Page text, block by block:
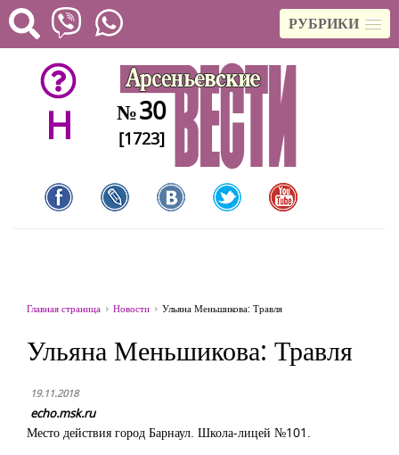
РУБРИКИ
H №30
[1723]
Главная страница Новости Ульяна Меньшикова: Травля
Ульяна Меньшикова: Травля
19.11.2018
echo.msk.ru
Место действия город Барнаул. Школа-лицей №101.